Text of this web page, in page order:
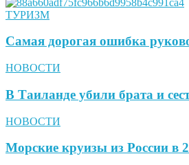
ТУРИЗМ
Самая дорогая ошибка
НОВОСТИ
В Таиланде убили брата и
НОВОСТИ
Морские круизы из России в